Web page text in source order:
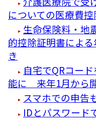
についての医療費
生命保険料・地
的控除証明書によ
き
自宅でQRコー
能に 来年1月から
スマホでの申告
IDとパスワード